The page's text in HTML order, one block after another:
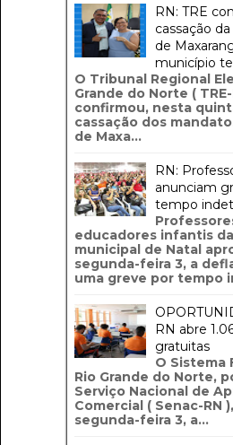
RN: TRE
cassação
de
município
O Tribunal Regional
Grande do Norte ( TRE-
confirmou, nesta
cassação dos
de Maxa...
RN:
anunciam
tempo
educadores infantis
municipal de Natal
segunda-feira 3, a
uma greve por tempo
RN abre
gratuitas
O Sistema
Rio Grande do Norte,
Serviço Nacional de
Comercial ( Senac-RN
segunda-feira 3, a...